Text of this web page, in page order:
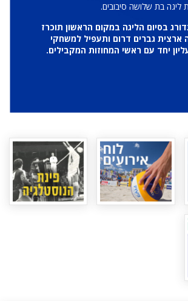
בת שלושה סיבובים.
בסיום הליגה במקום הראשון תוכרז
ארצית גברים דרום ותעפיל למשחקי
יחד עם ראשי המחוזות המקבילים.